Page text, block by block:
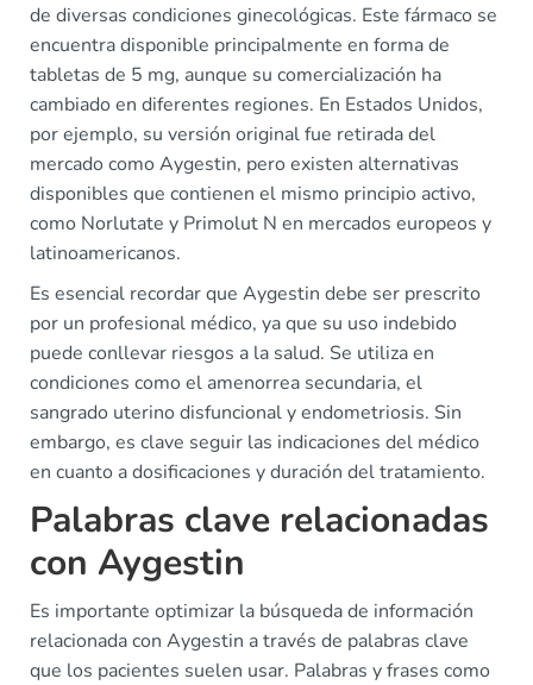
de diversas condiciones ginecológicas. Este fármaco se
encuentra disponible principalmente en forma de
tabletas de 5 mg, aunque su comercialización ha
cambiado en diferentes regiones. En Estados Unidos,
por ejemplo, su versión original fue retirada del
mercado como Aygestin, pero existen alternativas
disponibles que contienen el mismo principio activo,
como Norlutate y Primolut N en mercados europeos y
latinoamericanos.
Es esencial recordar que Aygestin debe ser prescrito
por un profesional médico, ya que su uso indebido
puede conllevar riesgos a la salud. Se utiliza en
condiciones como el amenorrea secundaria, el
sangrado uterino disfuncional y endometriosis. Sin
embargo, es clave seguir las indicaciones del médico
en cuanto a dosificaciones y duración del tratamiento.
Palabras clave relacionadas
con Aygestin
Es importante optimizar la búsqueda de información
relacionada con Aygestin a través de palabras clave
que los pacientes suelen usar. Palabras y frases como